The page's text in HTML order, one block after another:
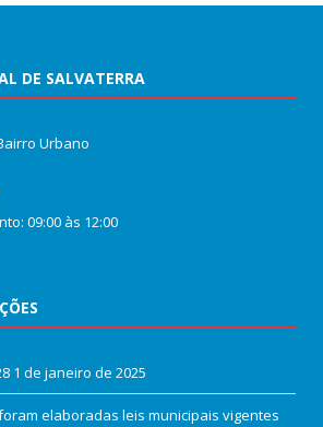
DE SALVATERRA
Urbano
09:00 às 12:00
1 de janeiro de 2025
elaboradas leis municipais vigentes